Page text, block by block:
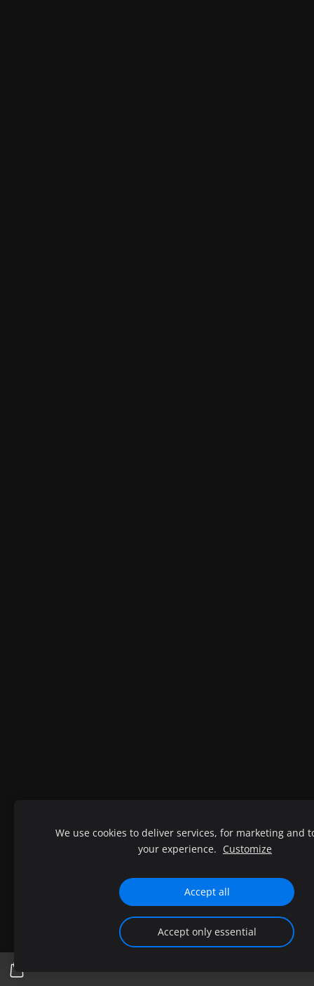
We use cookies to deliver services, for marketing and
your experience. Customize
Accept all
Accept only essential